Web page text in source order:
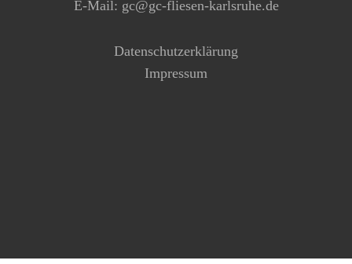
E-Mail: gc@gc-fliesen-karlsruhe.de
Datenschutzerklärung
Impressum